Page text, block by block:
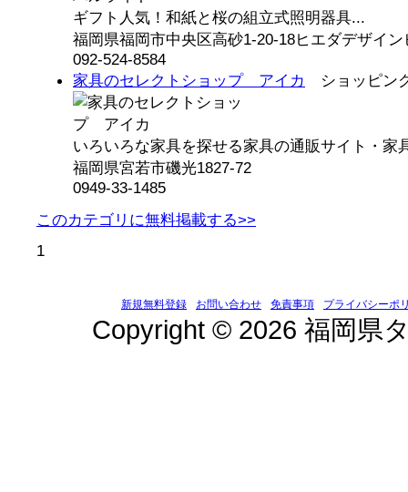
ギフト人気！和紙と桜の組立式照明器具...
福岡県福岡市中央区高砂1-20-18ヒエダデザイン
092-524-8584
家具のセレクトショップ アイカ ショッピン
いろいろな家具を探せる家具の通販サイト・家
福岡県宮若市磯光1827-72
0949-33-1485
このカテゴリに無料掲載する>>
1
新規無料登録 お問い合わせ 免責事項 プライバシーポ
Copyright © 2026 福岡県